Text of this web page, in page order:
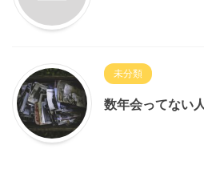
未分類
数年会ってない